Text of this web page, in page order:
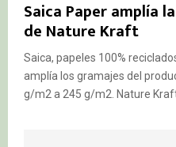
Saica Paper amplía
de Nature Kraft
Saica, papeles 100%
amplía los gramajes del
g/m2 a 245 g/m2. Nature